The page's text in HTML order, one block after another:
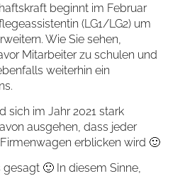
beginnt im Februar
(LG1/LG2) um
Wie Sie sehen,
Mitarbeiter zu schulen und
weiterhin ein
sich im Jahr 2021 stark
ausgehen, dass jeder
erblicken wird 🙂
🙂 In diesem Sinne,